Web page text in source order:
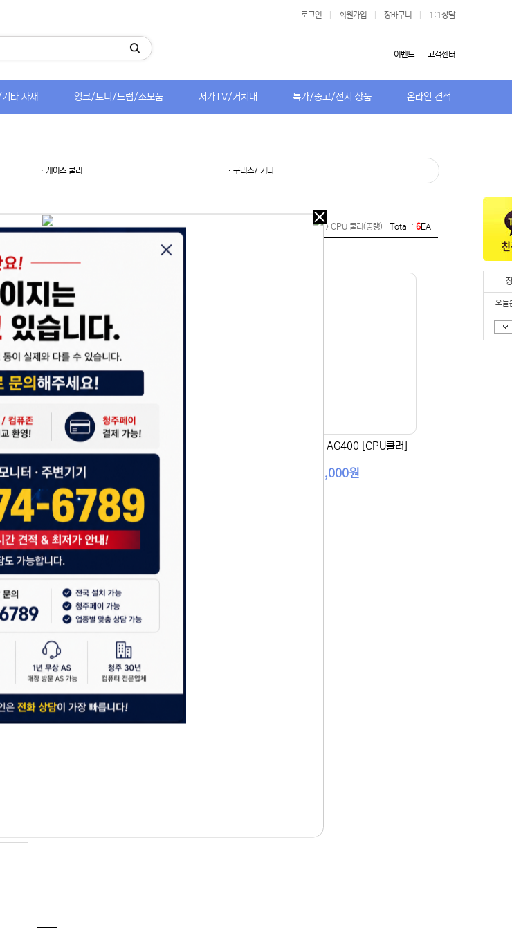
로그인 회원가입 장바구니 1:1상담
고객센터
이벤트
타 자재 잉크/토너/드럼/소모품 저가TV/거치대 특가/중고/전시 상품 온라인 견적
오늘
· 케이스 쿨러 · 구리스/ 기타
컴퓨터부품 > 쿨러/ 튜닝용품 > CPU 쿨러(공랭) Total : 6EA
WH
[쿨러마스터] Hyper 620S ARGB [C
PU 쿨러]
[DEEPCOOL] AG400 [CPU쿨러]
23,000원
및 상품 업데이트가 원활하게 진행되지 않고 있습니다.
처로 문의해 주시면 더욱 빠르게 안내받으실 수 있습니
3409-6789
아이몰"을 검색하시어 네이버 스마트스토어를 이용해 주
.
오늘
다시